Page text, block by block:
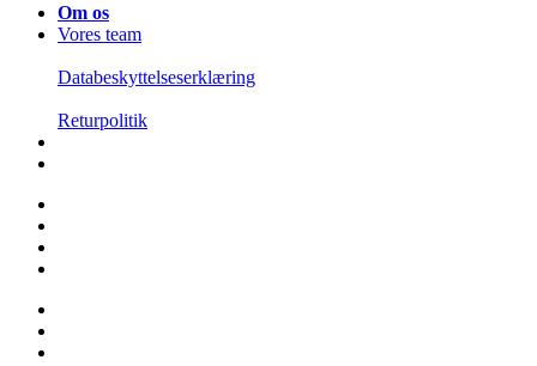
Om os
Vores team
Databeskyttelseserklæring
Returpolitik